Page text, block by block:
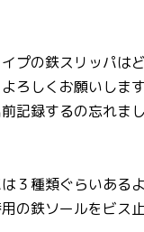
プの鉄スリッパ
ろしくお願いしま
記録するの忘れまし
３種類ぐらいある
の鉄ソールをビス